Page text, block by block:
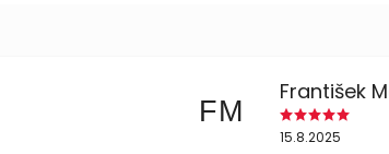
FM
František
15.8.2025